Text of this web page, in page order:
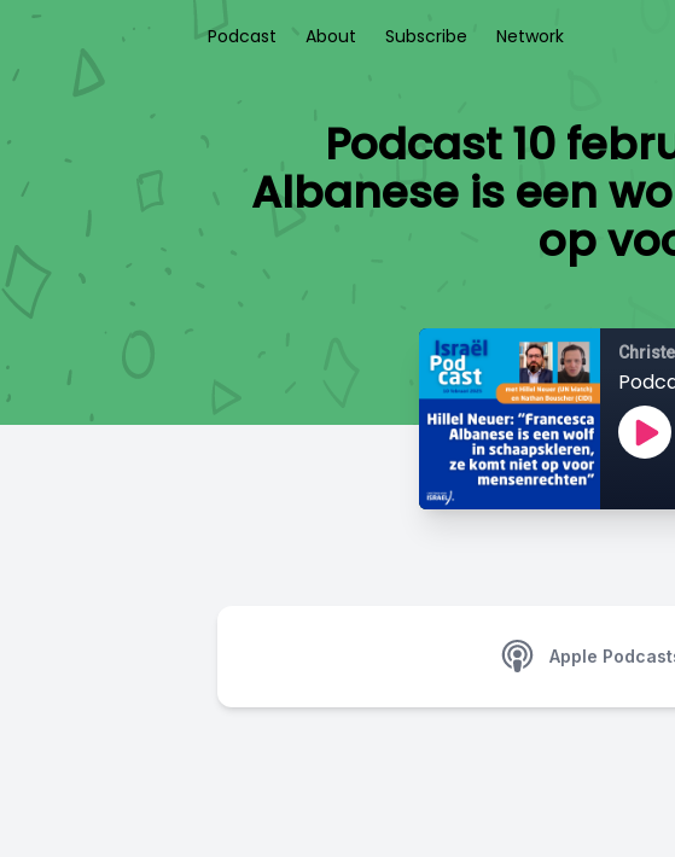
Podcast About Subscribe Network
Podcast 10
Albanese is een
op
Apple